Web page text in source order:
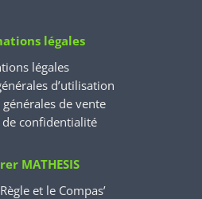
légales
légales
d’utilisation
de vente
confidentialité
MATHESIS
et le Compas’